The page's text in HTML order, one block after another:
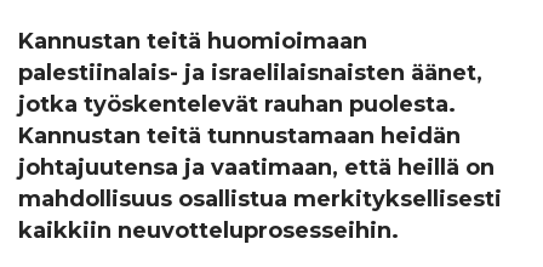
Kannustan teitä huomioimaan
palestiinalais- ja israelilaisnaisten äänet,
jotka työskentelevät rauhan puolesta.
Kannustan teitä tunnustamaan heidän
johtajuutensa ja vaatimaan, että heillä on
mahdollisuus osallistua merkityksellisesti
kaikkiin neuvotteluprosesseihin.